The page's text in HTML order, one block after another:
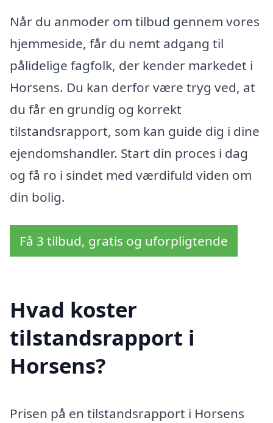
Når du anmoder om tilbud gennem vores
hjemmeside, får du nemt adgang til
pålidelige fagfolk, der kender markedet i
Horsens. Du kan derfor være tryg ved, at
du får en grundig og korrekt
tilstandsrapport, som kan guide dig i dine
ejendomshandler. Start din proces i dag
og få ro i sindet med værdifuld viden om
din bolig.
Få 3 tilbud, gratis og uforpligtende
Hvad koster
tilstandsrapport i
Horsens?
Prisen på en tilstandsrapport i Horsens